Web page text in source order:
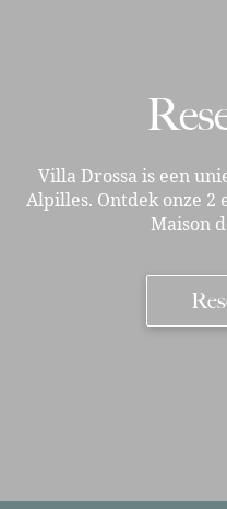
Villa Drossa is een
Alpilles. Ontdek onze 2
Maison